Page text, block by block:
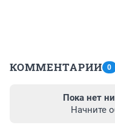
КОММЕНТАРИИ 0
Пока нет
Начните